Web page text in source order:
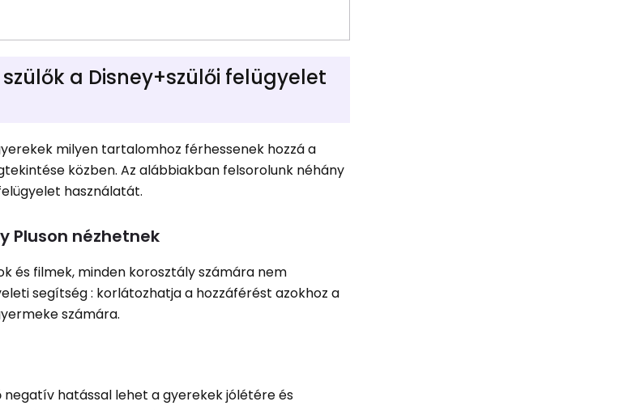
a Disney+szülői felügyelet
milyen tartalomhoz férhessenek hozzá a
közben. Az alábbiakban felsorolunk néhány
használatát.
Pluson nézhetnek
és filmek, minden korosztály számára nem
segítség : korlátozhatja a hozzáférést azokhoz a
számára.
hatással lehet a gyerekek jólétére és